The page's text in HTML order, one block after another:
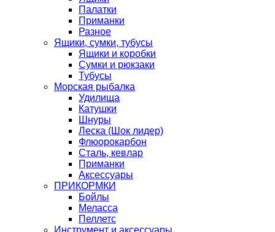
Палатки
Приманки
Разное
Ящики, сумки, тубусы
Ящики и коробки
Сумки и рюкзаки
Тубусы
Морская рыбалка
Удилища
Катушки
Шнуры
Леска (Шок лидер)
Флюорокарбон
Сталь, кевлар
Приманки
Аксессуары
ПРИКОРМКИ
Бойлы
Меласса
Пеллетс
Инструмент и аксессуары